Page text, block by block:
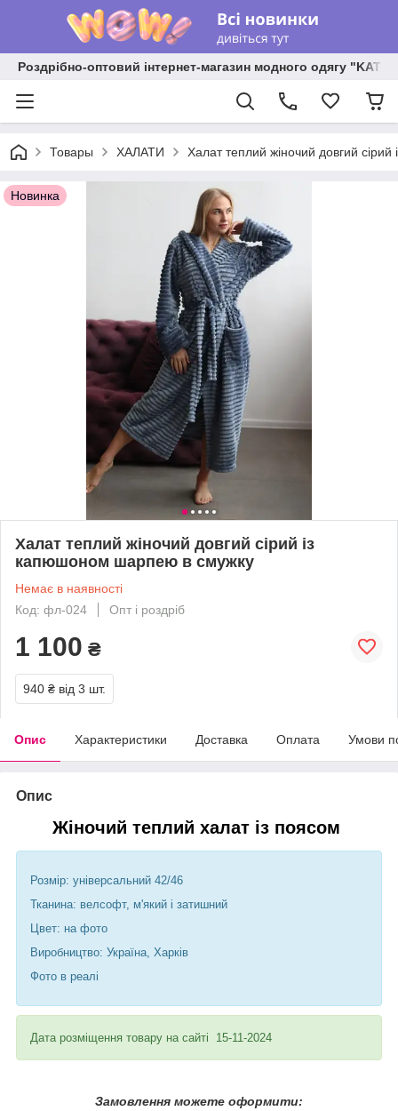
Роздрібно-оптовий інтернет-магазин модного одягу
Товары ХАЛАТИ Халат теплий жіночий довгий
Новинка
Халат теплий жіночий довгий сірий із
капюшоном шарпею в смужку
Немає в наявності
Код: фл-024
Опт і роздріб
1 100 ₴
940 ₴ від 3 шт.
Опис Характеристики Доставка Оплата Умови
Опис
Жіночий теплий халат із поясом
Розмір: універсальний 42/46
Тканина: велсофт, м'який і затишний
Цвет: на фото
Виробництво: Україна, Харків
Фото в реалі
Дата розміщення товару на сайті 15-11-2024
Замовлення можете оформити: